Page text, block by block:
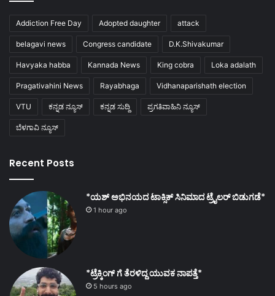
Addiction Free Day Adopted daughter attack
belagavi news Congress candidate D.K.Shivakumar
Havyaka habba Kannada News King cobra Loka adalath
Pragativahini News Rayabhaga Vidhanaparishath election
VTU ಕನ್ನಡ ನ್ಯೂಸ್ ಕನ್ನಡ ಸುದ್ದಿ ಪ್ರಗತಿವಾಹಿನಿ ನ್ಯೂಸ್
ಬೆಳಗಾವಿ ನ್ಯೂಸ್
Recent Posts
*ಯಶ್ ಅಭಿನಯದ ಟಾಕ್ಸಿಕ್ ಸಿನಿಮಾದ ಟ್ರೈಲರ್ ಬಿಡುಗಡೆ*
1 hour ago
*ಟ್ರೆಕ್ಕಿಂಗ್ ಗೆ ತೆರಳಿದ್ದ ಯುವಕ ನಾಪತ್ತೆ*
5 hours ago